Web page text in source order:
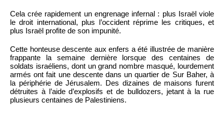
Cela crée rapidement un engrenage infernal : plus Israël viole
le droit international, plus l’occident réprime les critiques, et
plus Israël profite de son impunité.
Cette honteuse descente aux enfers a été illustrée de manière
frappante la semaine dernière lorsque des centaines de
soldats israéliens, dont un grand nombre masqué, lourdement
armés ont fait une descente dans un quartier de Sur Baher, à
la périphérie de Jérusalem. Des dizaines de maisons furent
détruites à l’aide d’explosifs et de bulldozers, jetant à la rue
plusieurs centaines de Palestiniens.